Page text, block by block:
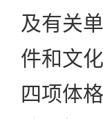
及有关
件和文
四项体